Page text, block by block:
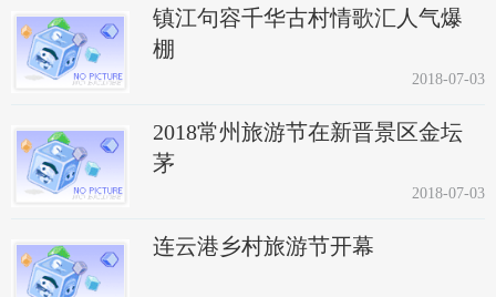
镇江句容千华古村情歌汇人气爆
棚
2018-07-03
2018常州旅游节在新晋景区金坛
茅
2018-07-03
连云港乡村旅游节开幕